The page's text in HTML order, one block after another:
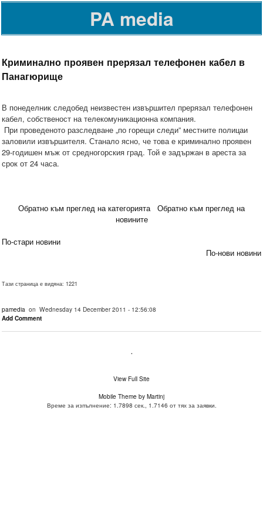
PA media
Криминално проявен прерязал телефонен кабел в
Панагюрище
В понеделник следобед неизвестен извършител прерязал телефонен
кабел, собственост на телекомуникационна компания.
При проведеното разследване „по горещи следи” местните полицаи
заловили извършителя. Станало ясно, че това е криминално проявен
29-годишен мъж от средногорския град. Той е задържан в ареста за
срок от 24 часа.
Обратно към преглед на категорията
Обратно към преглед на
новините
По-стари новини
По-нови новини
Тази страница е видяна: 1221
pamedia on Wednesday 14 December 2011 - 12:56:08
Add Comment
.
View Full Site
Mobile Theme by Martinj
Време за изпълнение: 1.7898 сек., 1.7146 от тях за заявки.